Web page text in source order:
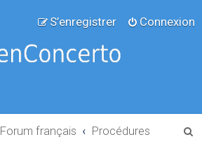
Connexion
S’enregistrer
Forum français Procédures